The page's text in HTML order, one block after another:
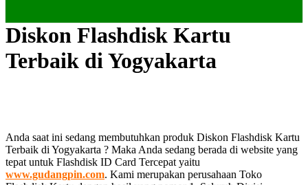
Diskon Flashdisk Kartu
Terbaik di Yogyakarta
Anda saat ini sedang membutuhkan produk Diskon Flashdisk Kartu
Terbaik di Yogyakarta ? Maka Anda sedang berada di website yang
tepat untuk Flashdisk ID Card Tercepat yaitu
www.gudangpin.com. Kami merupakan perusahaan Toko